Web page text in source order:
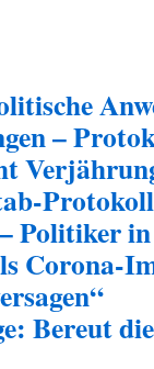
–
Politiker
Corona-
Bereut